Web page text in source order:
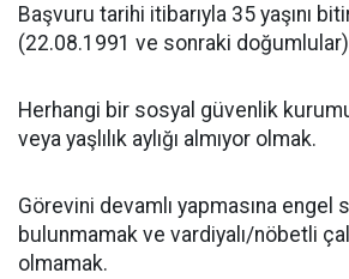
Başvuru tarihi itibarıyla 35 yaşını
(22.08.1991 ve sonraki
Herhangi bir sosyal güvenlik
veya yaşlılık aylığı almıyor olmak.
Görevini devamlı yapmasına engel
bulunmamak ve vardiyalı/nöbetli
olmamak.